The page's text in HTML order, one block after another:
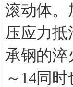
滚动体。
压应力抵
承钢的淬
～14同